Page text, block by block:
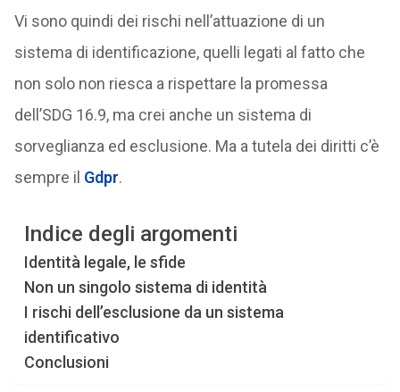
Vi sono quindi dei rischi nell’attuazione di un
sistema di identificazione, quelli legati al fatto che
non solo non riesca a rispettare la promessa
dell’SDG 16.9, ma crei anche un sistema di
sorveglianza ed esclusione. Ma a tutela dei diritti c’è
sempre il Gdpr.
Indice degli argomenti
Identità legale, le sfide
Non un singolo sistema di identità
I rischi dell’esclusione da un sistema
identificativo
Conclusioni